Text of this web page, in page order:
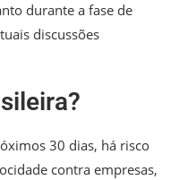
durante a fase de
discussões
30 dias, há risco
contra empresas,